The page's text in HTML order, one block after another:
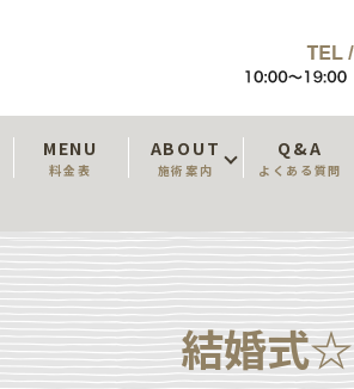
MENU
料金表
ABOUT
施術案内
Q&A
よくある質問
結婚式☆